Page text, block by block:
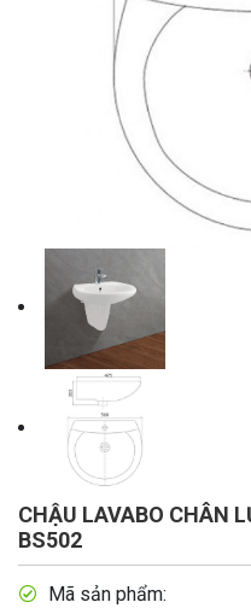
CHẬU LAVABO CHÂN
BS502
Mã sản phẩm: